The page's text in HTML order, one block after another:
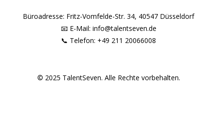
Büroadresse: Fritz-Vomfelde-Str. 34, 40547 Düsseldorf
📧 E-Mail: info@talentseven.de
📞 Telefon: +49 211 20066008
© 2025 TalentSeven. Alle Rechte vorbehalten.